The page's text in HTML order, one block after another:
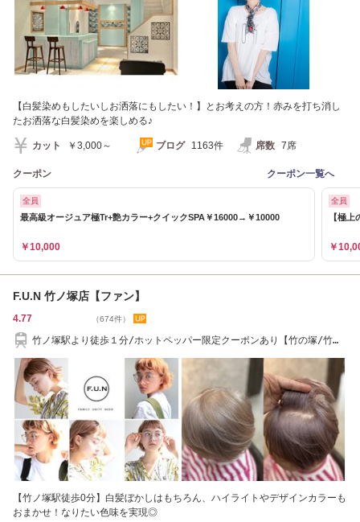
【白髪染めもしたいしお洒落にもしたい！】とお考えの方！赤みを打ち消し
たお洒落な白髪染めを楽しめる♪
カット ￥3,000～ ブログ 1163件 席数 7席
クーポン クーポン一覧へ
全員
最高級オージュア極Tr+艶カラー+クイックSPA￥16000→￥10000
￥10,000
全員
【極
￥
F.U.N 竹ノ塚店【ファン】
4.77 （674件）
竹ノ塚駅より徒歩１分/ホットペッパー限定クーポンあり【竹の塚/竹ノ
【竹ノ塚駅徒歩0分】白髪ぼかしはもちろん、ハイライトやデザインカラーも
おまかせ！なりたい色味を実現◎